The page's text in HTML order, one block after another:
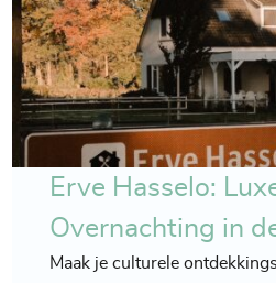
Erve Hasselo:
Overnachting in
Maak je culturele